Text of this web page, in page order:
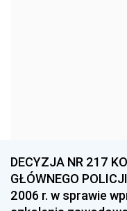
2022
2021
DECYZJA NR 217
GŁÓWNEGO
2006 r. w sprawie